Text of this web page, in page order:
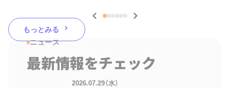
もっとみる
ニュース
最新情報をチェック
2026.07.29（水）